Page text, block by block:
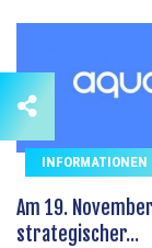
INFORMATIONEN
Am 19.
strategischer...